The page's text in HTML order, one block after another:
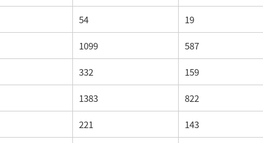
54 19
1099 587
332 159
1383 822
221 143